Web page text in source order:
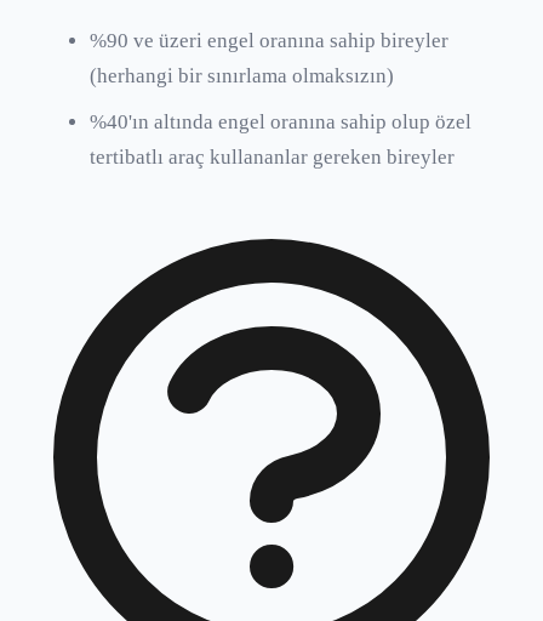
%90 ve üzeri engel oranına sahip bireyler
(herhangi bir sınırlama olmaksızın)
%40'ın altında engel oranına sahip olup özel
tertibatlı araç kullananlar gereken bireyler